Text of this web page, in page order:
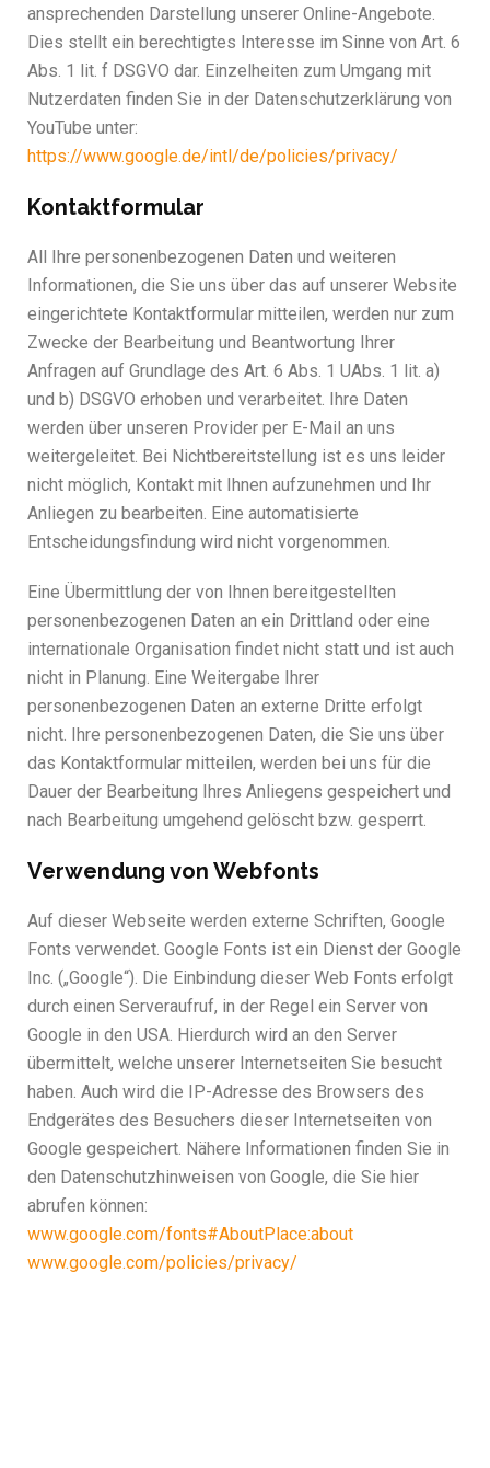
ansprechenden Darstellung unserer Online-Angebote.
Dies stellt ein berechtigtes Interesse im Sinne von Art. 6
Abs. 1 lit. f DSGVO dar. Einzelheiten zum Umgang mit
Nutzerdaten finden Sie in der Datenschutzerklärung von
YouTube unter:
https://www.google.de/intl/de/policies/privacy/
Kontaktformular
All Ihre personenbezogenen Daten und weiteren
Informationen, die Sie uns über das auf unserer Website
eingerichtete Kontaktformular mitteilen, werden nur zum
Zwecke der Bearbeitung und Beantwortung Ihrer
Anfragen auf Grundlage des Art. 6 Abs. 1 UAbs. 1 lit. a)
und b) DSGVO erhoben und verarbeitet. Ihre Daten
werden über unseren Provider per E-Mail an uns
weitergeleitet. Bei Nichtbereitstellung ist es uns leider
nicht möglich, Kontakt mit Ihnen aufzunehmen und Ihr
Anliegen zu bearbeiten. Eine automatisierte
Entscheidungsfindung wird nicht vorgenommen.
Eine Übermittlung der von Ihnen bereitgestellten
personenbezogenen Daten an ein Drittland oder eine
internationale Organisation findet nicht statt und ist auch
nicht in Planung. Eine Weitergabe Ihrer
personenbezogenen Daten an externe Dritte erfolgt
nicht. Ihre personenbezogenen Daten, die Sie uns über
das Kontaktformular mitteilen, werden bei uns für die
Dauer der Bearbeitung Ihres Anliegens gespeichert und
nach Bearbeitung umgehend gelöscht bzw. gesperrt.
Verwendung von Webfonts
Auf dieser Webseite werden externe Schriften, Google
Fonts verwendet. Google Fonts ist ein Dienst der Google
Inc. („Google“). Die Einbindung dieser Web Fonts erfolgt
durch einen Serveraufruf, in der Regel ein Server von
Google in den USA. Hierdurch wird an den Server
übermittelt, welche unserer Internetseiten Sie besucht
haben. Auch wird die IP-Adresse des Browsers des
Endgerätes des Besuchers dieser Internetseiten von
Google gespeichert. Nähere Informationen finden Sie in
den Datenschutzhinweisen von Google, die Sie hier
abrufen können:
www.google.com/fonts#AboutPlace:about
www.google.com/policies/privacy/